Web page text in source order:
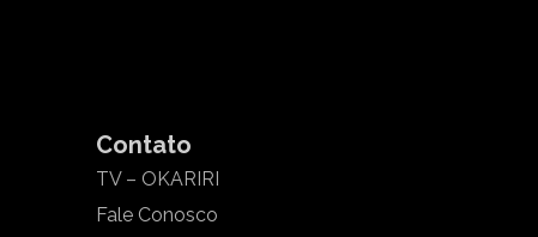
Contato
TV – OKARIRI
Fale Conosco